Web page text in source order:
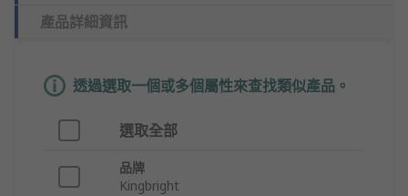
產品詳細資訊
透過選取一個或多個屬性來查找類似產品。
選取全部
品牌
Kingbright